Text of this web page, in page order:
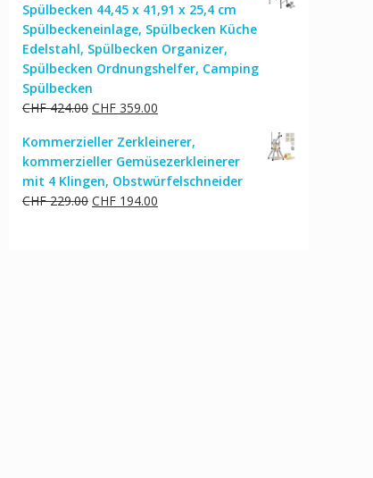
Spülbecken 44,45 x 41,91 x 25,4 cm
Spülbeckeneinlage, Spülbecken Küche
Edelstahl, Spülbecken Organizer,
Spülbecken Ordnungshelfer, Camping
Spülbecken
CHF424.00 Ursprünglicher
war:
CHF 424.00
CHF 359.00
ist:
CHF 359.00.
Kommerzieller Zerkleinerer,
kommerzieller Gemüsezerkleinerer
mit 4 Klingen, Obstwürfelschneider
CHF229.00 Ursprünglicher
CHF 194.00